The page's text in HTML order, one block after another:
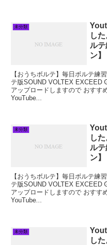
未分類
し
ル
ン】
【おうちボルテ】毎日ボルテ練
テ版SOUND VOLTEX EXCEED
アップロードしますので おすす
YouTube...
未分類
し
ル
ン】
【おうちボルテ】毎日ボルテ練
テ版SOUND VOLTEX EXCEED
アップロードしますので おすす
YouTube...
未分類
し